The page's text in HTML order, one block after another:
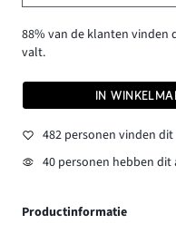
88% van de klanten vinden
valt.
IN
482 personen vinden
40 personen hebben
Productinformatie